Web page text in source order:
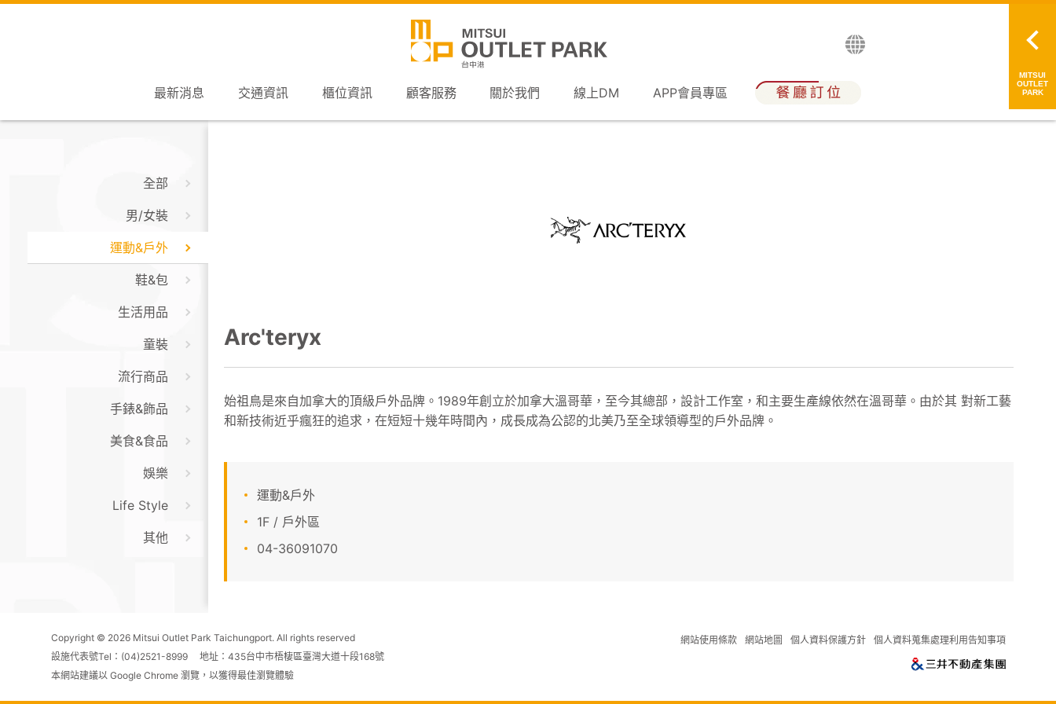
最新消息 交通資訊 櫃位資訊 顧客服務 關於我們 線上DM APP會員專區
MITSUI
OUTLET
PARK
全部
男/女裝
運動&戶外
鞋&包
生活用品
童裝
流行商品
手錶&飾品
美食&食品
娛樂
Life Style
其他
Arc'teryx
始祖鳥是來自加拿大的頂級戶外品牌。1989年創立於加拿大溫哥華，至今其總部，設計工作室，和主要生產線依然在溫哥華。由於其 對新工藝
和新技術近乎瘋狂的追求，在短短十幾年時間內，成長成為公認的北美乃至全球領導型的戶外品牌。
運動&戶外
1F / 戶外區
04-36091070
Copyright © 2026 Mitsui Outlet Park Taichungport. All rights reserved
設施代表號Tel：(04)2521-8999 地址：435台中市梧棲區臺灣大道十段168號
本網站建議以 Google Chrome 瀏覽，以獲得最佳瀏覽體驗
網站使用條款 網站地圖 個人資料保護方針 個人資料蒐集處理利用告知事項